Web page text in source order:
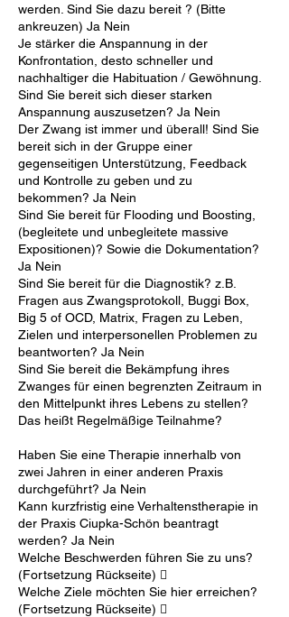
werden. Sind Sie dazu bereit ? (Bitte
ankreuzen) Ja Nein
Je stärker die Anspannung in der
Konfrontation, desto schneller und
nachhaltiger die Habituation / Gewöhnung.
Sind Sie bereit sich dieser starken
Anspannung auszusetzen? Ja Nein
Der Zwang ist immer und überall! Sind Sie
bereit sich in der Gruppe einer
gegenseitigen Unterstützung, Feedback
und Kontrolle zu geben und zu
bekommen? Ja Nein
Sind Sie bereit für Flooding und Boosting,
(begleitete und unbegleitete massive
Expositionen)? Sowie die Dokumentation?
Ja Nein
Sind Sie bereit für die Diagnostik? z.B.
Fragen aus Zwangsprotokoll, Buggi Box,
Big 5 of OCD, Matrix, Fragen zu Leben,
Zielen und interpersonellen Problemen zu
beantworten? Ja Nein
Sind Sie bereit die Bekämpfung ihres
Zwanges für einen begrenzten Zeitraum in
den Mittelpunkt ihres Lebens zu stellen?
Das heißt Regelmäßige Teilnahme?
Haben Sie eine Therapie innerhalb von
zwei Jahren in einer anderen Praxis
durchgeführt? Ja Nein
Kann kurzfristig eine Verhaltenstherapie in
der Praxis Ciupka-Schön beantragt
werden? Ja Nein
Welche Beschwerden führen Sie zu uns?
(Fortsetzung Rückseite) 
Welche Ziele möchten Sie hier erreichen?
(Fortsetzung Rückseite) 